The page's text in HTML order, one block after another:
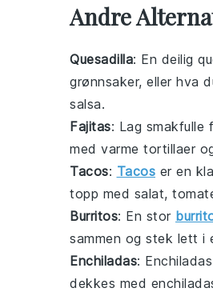
Andre
Quesadilla: En deilig
grønnsaker, eller hva
salsa.
Fajitas: Lag smakfulle
med varme tortillaer
Tacos: Tacos er en
topp med salat,
Burritos: En stor
sammen og stek lett i
Enchiladas:
dekkes med